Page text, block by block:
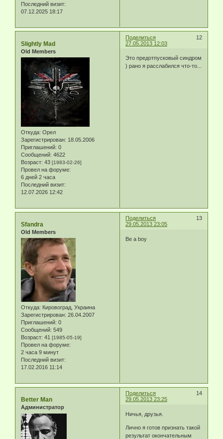
Последний визит:
07.12.2025 18:17
Поделиться
12
27.05.2013 12:03
Slightly Mad
Old Members
Откуда: Орел
Зарегистрирован: 18.05.2006
Приглашений: 0
Сообщений: 4622
Возраст: 43 [1983-02-26]
Провел на форуме:
6 дней 2 часа
Последний визит:
12.07.2026 12:42
Это предотпусковый синдром
) рано я расслабился что-то...
Поделиться
13
29.05.2013 23:05
Sfandra
Old Members
Откуда: Кировоград, Украина
Зарегистрирован: 26.04.2007
Приглашений: 0
Сообщений: 549
Возраст: 41 [1985-05-19]
Провел на форуме:
2 часа 9 минут
Последний визит:
17.02.2016 11:14
Be a boy
Поделиться
14
29.05.2013 23:25
Better Man
Администратор
Ничья, друзья.
Лично я готов признать такой
результат окончательным